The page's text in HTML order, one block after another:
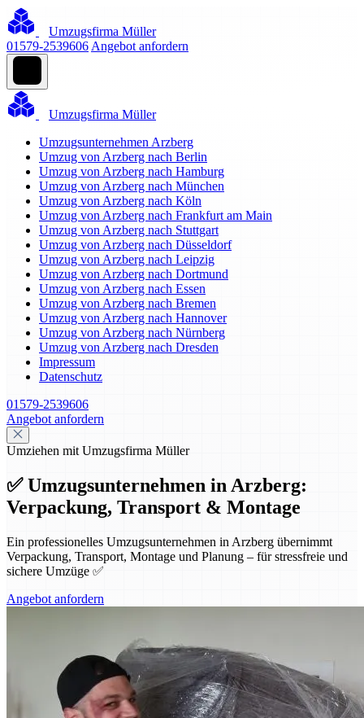
Umzugsfirma Müller
01579-2539606 Angebot anfordern
Umzugsfirma Müller
Umzugsunternehmen Arzberg
Umzug von Arzberg nach Berlin
Umzug von Arzberg nach Hamburg
Umzug von Arzberg nach München
Umzug von Arzberg nach Köln
Umzug von Arzberg nach Frankfurt am Main
Umzug von Arzberg nach Stuttgart
Umzug von Arzberg nach Düsseldorf
Umzug von Arzberg nach Leipzig
Umzug von Arzberg nach Dortmund
Umzug von Arzberg nach Essen
Umzug von Arzberg nach Bremen
Umzug von Arzberg nach Hannover
Umzug von Arzberg nach Nürnberg
Umzug von Arzberg nach Dresden
Impressum
Datenschutz
01579-2539606
Angebot anfordern
Umziehen mit Umzugsfirma Müller
✅ Umzugsunternehmen in Arzberg:
Verpackung, Transport & Montage
Ein professionelles Umzugsunternehmen in Arzberg übernimmt
Verpackung, Transport, Montage und Planung – für stressfreie und
sichere Umzüge ✅
Angebot anfordern